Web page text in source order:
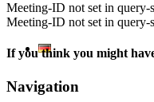
Meeting-ID not set in query-
Meeting-ID not set in query-
If you think you might
Navigation